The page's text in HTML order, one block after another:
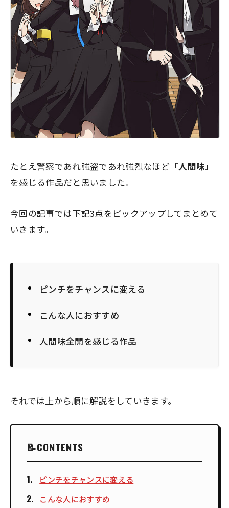
たとえ警察であれ強盗であれ強烈なほど 「人間味」
を感じる作品だと思いました。
今回の記事では下記3点をピックアップしてまとめて
いきます。
ピンチをチャンスに変える
こんな人におすすめ
人間味全開を感じる作品
それでは上から順に解説をしていきます。
CONTENTS
ピンチをチャンスに変える
こんな人におすすめ